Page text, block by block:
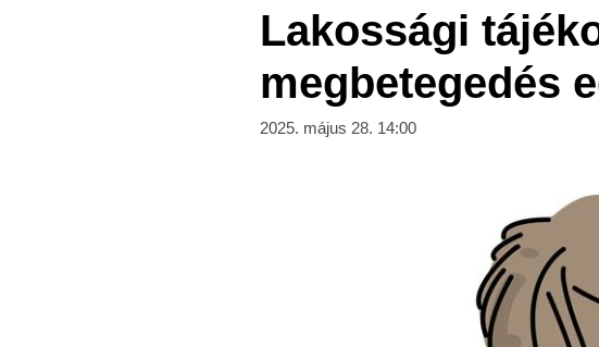
Lakossági
megbetegedés
2025. május 28. 14:00